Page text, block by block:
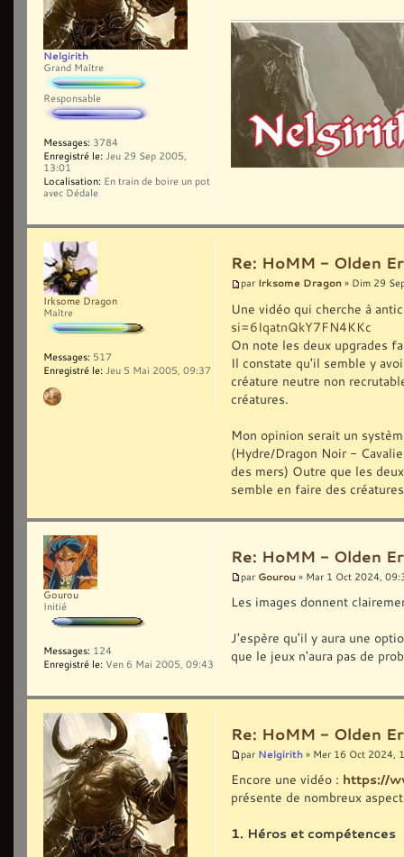
Nelgirith
Grand Maître
Responsable
Messages: 3784
Enregistré le: Jeu 29 Sep 2005,
13:01
Localisation: En train de boire un pot
avec Dédale
Re: HoMM - Olden
par Irksome Dragon » Dim 29
Une vidéo qui cherche à
si=6IqatnQkY7FN4KKc
On note les deux upgrades
Il constate qu'il semble y
créature neutre non
créatures.
Mon opinion serait un
(Hydre/Dragon Noir -
des mers) Outre que les
semble en faire des
Irksome Dragon
Maître
Messages: 517
Enregistré le: Jeu 5 Mai 2005, 09:37
Re: HoMM - Olden
par Gourou » Mar 1 Oct 2024,
Les images donnent
J'espère qu'il y aura une
que le jeux n'aura pas de
Gourou
Initié
Messages: 124
Enregistré le: Ven 6 Mai 2005, 09:43
Re: HoMM - Olden
par Nelgirith » Mer 16 Oct 2024,
Encore une vidéo : https://
présente de nombreux
1. Héros et compétences